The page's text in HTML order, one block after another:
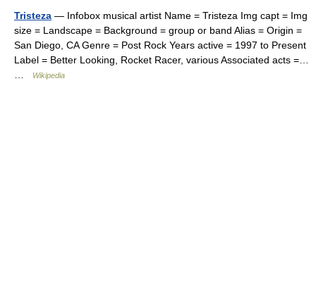
Tristeza — Infobox musical artist Name = Tristeza Img capt = Img
size = Landscape = Background = group or band Alias = Origin =
San Diego, CA Genre = Post Rock Years active = 1997 to Present
Label = Better Looking, Rocket Racer, various Associated acts =…
Wikipedia